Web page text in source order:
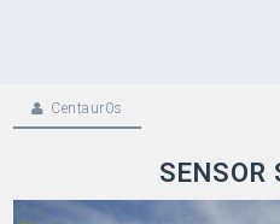
Centaur0s
SENSOR